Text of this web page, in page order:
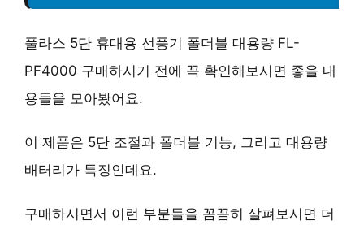
풀라스 5단 휴대용 선풍기 폴더블 대용량 FL-
PF4000 구매하시기 전에 꼭 확인해보시면 좋을 내
용들을 모아봤어요.
이 제품은 5단 조절과 폴더블 기능, 그리고 대용량
배터리가 특징인데요.
구매하시면서 이런 부분들을 꼼꼼히 살펴보시면 더